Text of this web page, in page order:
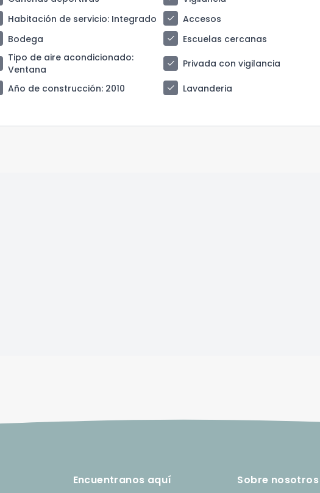
Habitación de servicio: Integrado check
Accesos
Bodega check
Escuelas cercanas
Tipo de aire acondicionado:
Ventana
check
Privada con vigilancia
Año de construcción: 2010 check
Lavanderia
Encuentranos aquí Sobre nosotros